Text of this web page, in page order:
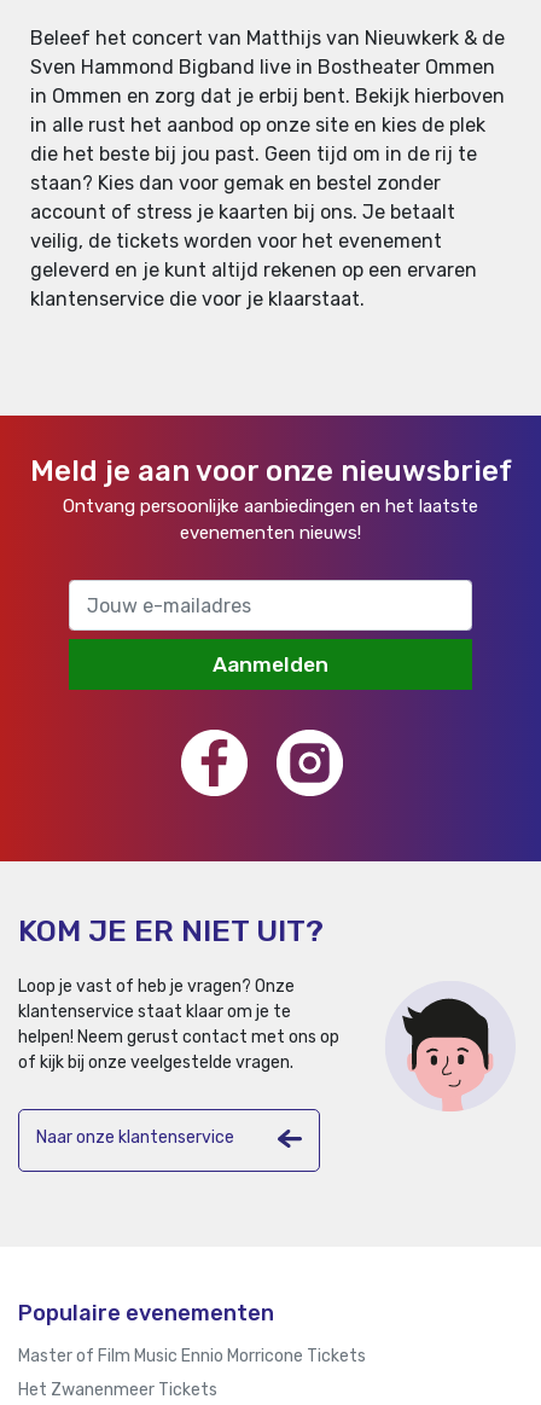
Beleef het concert van Matthijs van Nieuwkerk & de
Sven Hammond Bigband live in Bostheater Ommen
in Ommen en zorg dat je erbij bent. Bekijk hierboven
in alle rust het aanbod op onze site en kies de plek
die het beste bij jou past. Geen tijd om in de rij te
staan? Kies dan voor gemak en bestel zonder
account of stress je kaarten bij ons. Je betaalt
veilig, de tickets worden voor het evenement
geleverd en je kunt altijd rekenen op een ervaren
klantenservice die voor je klaarstaat.
Meld je aan voor onze nieuwsbrief
Ontvang persoonlijke aanbiedingen en het laatste
evenementen nieuws!
Aanmelden
KOM JE ER NIET UIT?
Loop je vast of heb je vragen? Onze
klantenservice staat klaar om je te
helpen! Neem gerust contact met ons op
of kijk bij onze veelgestelde vragen.
Naar onze klantenservice
Populaire evenementen
Master of Film Music Ennio Morricone Tickets
Het Zwanenmeer Tickets